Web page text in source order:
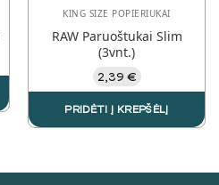
the
product
page
KING SIZE POPIERIUKAI
RAW Paruoštukai Slim
(3vnt.)
2,39 €
PRIDĖTI Į KREPŠĖLĮ